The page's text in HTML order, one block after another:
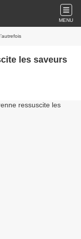
MENU
les saveurs